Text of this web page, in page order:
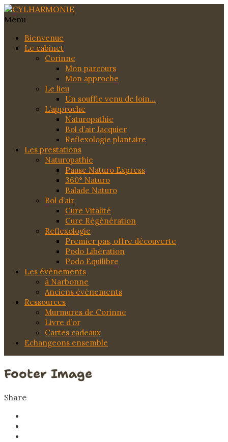
Menu
Bienvenue
Le cabinet
Corinne
Mon parcours
Mon approche
Le lieu
Un souffle venu de loin…
L’approche
Naturopathie
Bol d’air Jacquier
Reflexologie plantaire
Les prestations
Naturopathie
Pause Naturo Express
360° Naturo
Balade Naturo
Bol d’air
Cure Vitalité
Cure Régénération
Reflexologie
Premier pas, offre découverte
Podo Libération
Podo Equilibre
Les événements
à Narbonne
Anciens événements
Ressources
Murmures de Corinne
Livre d’or
Cartes cadeaux
Echangeons ensemble
Footer Image
Share